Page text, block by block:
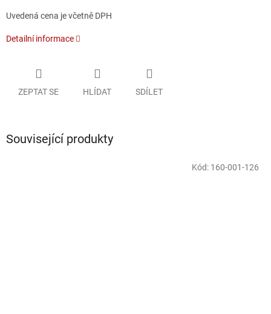
Uvedená cena je včetně DPH
Detailní informace
ZEPTAT SE HLÍDAT SDÍLET
Související produkty
Kód: 160-001-126